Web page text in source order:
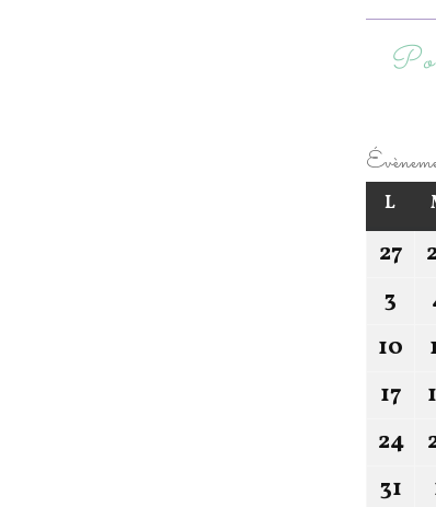
L
27
3
10
17
24
31